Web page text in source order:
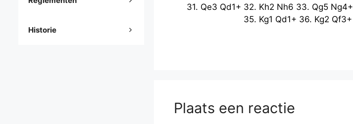
31. Qe3 Qd1+ 32. Kh2 Nh6 33. Qg5 Ng4+
35. Kg1 Qd1+ 36. Kg2 Qf3+
Plaats een reactie
Historie